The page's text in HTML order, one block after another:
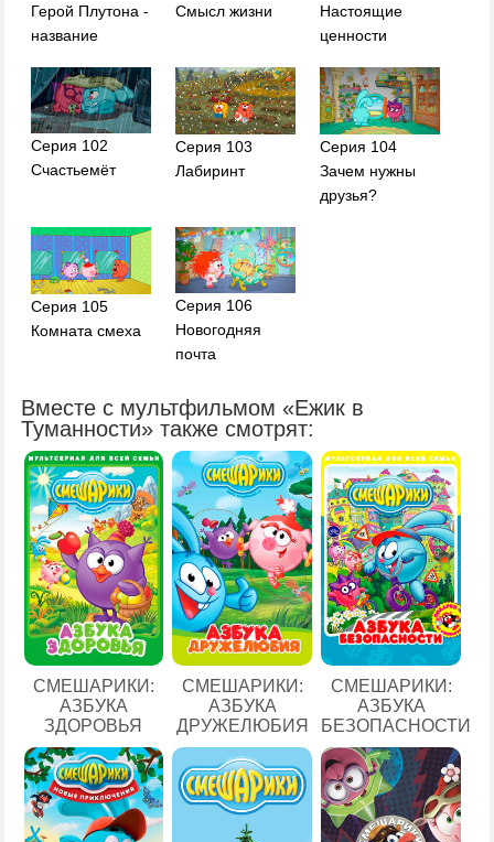
Герой Плутона -
название
Смысл жизни
Настоящие
ценности
Серия 102
Счастьемёт
Серия 103
Лабиринт
Серия 104
Зачем нужны
друзья?
Серия 105
Комната смеха
Серия 106
Новогодняя
почта
Вместе с мультфильмом «Ежик в
Туманности» также смотрят:
СМЕШАРИКИ:
АЗБУКА
ЗДОРОВЬЯ
СМЕШАРИКИ:
АЗБУКА
ДРУЖЕЛЮБИЯ
СМЕШАРИКИ:
АЗБУКА
БЕЗОПАСНОСТИ